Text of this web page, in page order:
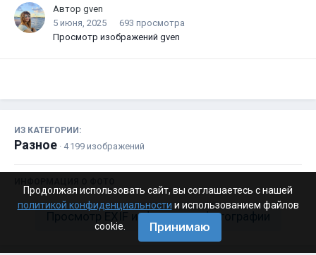
Автор gven
5 июня, 2025
693 просмотра
Просмотр изображений gven
ИЗ КАТЕГОРИИ:
Разное · 4 199 изображений
Просмотр EXIF информации фотографии
Продолжая использовать сайт, вы соглашаетесь с нашей
политикой конфиденциальности и использованием файлов
cookie.
Принимаю